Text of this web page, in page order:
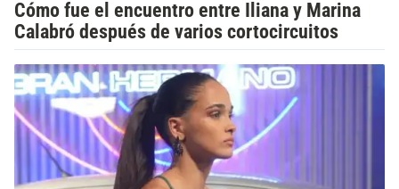
Cómo fue el encuentro entre Iliana y Marina
Calabró después de varios cortocircuitos